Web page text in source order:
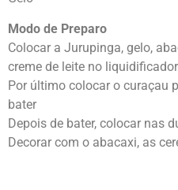
Modo de Preparo
Colocar a Jurupinga, gelo,
creme de leite no liquidificador
Por último colocar o curaçau
bater
Depois de bater, colocar nas
Decorar com o abacaxi, as